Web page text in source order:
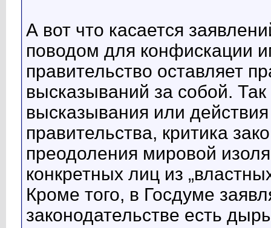
А вот что касается
поводом для конфискации
правительство оставляет
высказываний за собой.
высказывания или
правительства, критика
преодоления мировой
конкретных лиц из
Кроме того, в Госдуме
законодательстве есть